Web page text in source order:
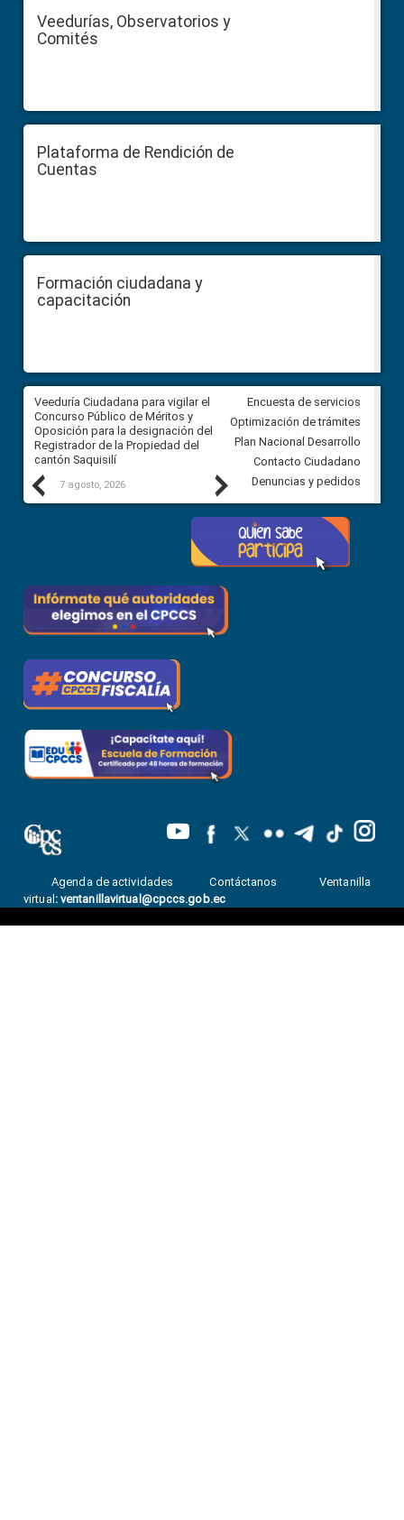
Veedurías, Observatorios y
Comités
Plataforma de Rendición de
Cuentas
Formación ciudadana y
capacitación
Previous
Veeduría Ciudadana para vigilar el
Concurso Público de Méritos y
Oposición para la designación del
Registrador de la Propiedad del
cantón Saquisilí
7 agosto, 2026
Veeduría Ciudadana para
construcción del asfaltado de
Ballenita del cantón Santa
7 agosto, 2026
Next
Encuesta de servicios
Optimización de trámites
Plan Nacional Desarrollo
Contacto Ciudadano
Denuncias y pedidos
Agenda de actividades Contáctanos
Ventanilla
virtual : ventanillavirtual@cpccs.gob.ec